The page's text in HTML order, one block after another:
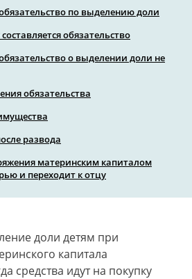
по выделению доли
обязательство
о выделении доли не
обязательства
развода
материнским капиталом
и переходит к отцу
доли детям при
капитала
средства идут на покупку